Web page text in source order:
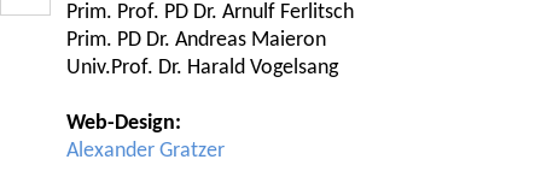
Prim. Prof. PD Dr. Arnulf Ferlitsch
Prim. PD Dr. Andreas Maieron
Univ.Prof. Dr. Harald Vogelsang
Web-Design:
Alexander Gratzer